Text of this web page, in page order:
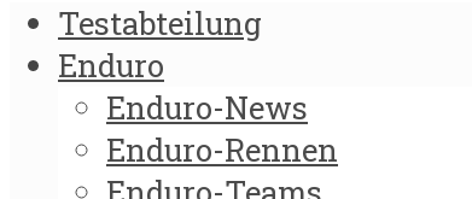
Testabteilung
Enduro
Enduro-News
Enduro-Rennen